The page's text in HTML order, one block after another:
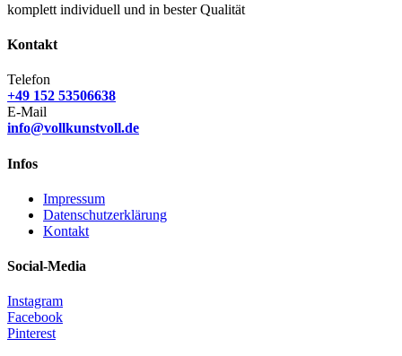
komplett individuell und in bester Qualität
Kontakt
Telefon
+49 152 53506638
E-Mail
info@vollkunstvoll.de
Infos
Impressum
Datenschutzerklärung
Kontakt
Social-Media
Instagram
Facebook
Pinterest